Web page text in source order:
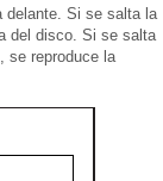
delante. Si se salta la
del disco. Si se salta
se reproduce la